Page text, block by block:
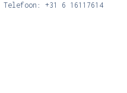
Telefoon: +31 6 16117614